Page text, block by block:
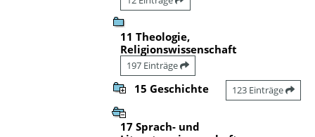
11 Theologie,
Religionswissenschaft
197 Einträge
15 Geschichte 123 Einträge
17 Sprach- und